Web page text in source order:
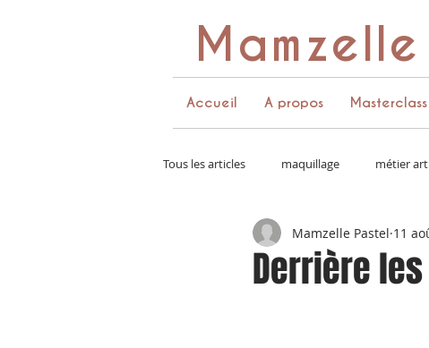
Accueil A propos
Tous les articles maquillage métier
couleurs et pinceaux palette de
Derrière
Mamzelle Pastel 11